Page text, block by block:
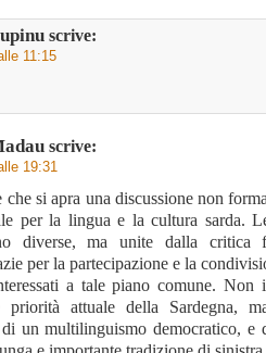
scrive:
11:15
scrive:
19:31
che si apra una discussione non
per la lingua e la cultura sarda.
diverse, ma unite dalla critica
per la partecipazione e la
a tale piano comune. Non
priorità attuale della Sardegna,
di un multilinguismo democratico, e